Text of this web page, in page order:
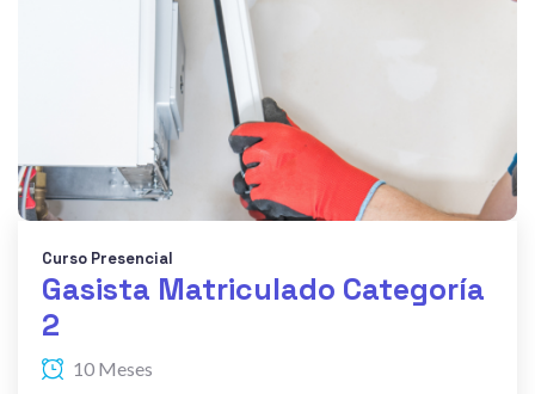
Curso Presencial
Gasista Matriculado Categoría
2
10 Meses